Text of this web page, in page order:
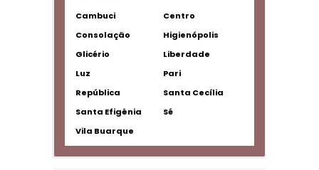
Cambuci
Centro
Consolação
Higienópolis
Glicério
Liberdade
Luz
Pari
República
Santa Cecília
Santa Efigênia
Sé
Vila Buarque